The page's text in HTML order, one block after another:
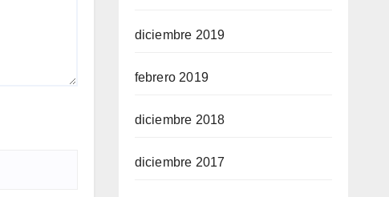
diciembre 2019
febrero 2019
diciembre 2018
diciembre 2017